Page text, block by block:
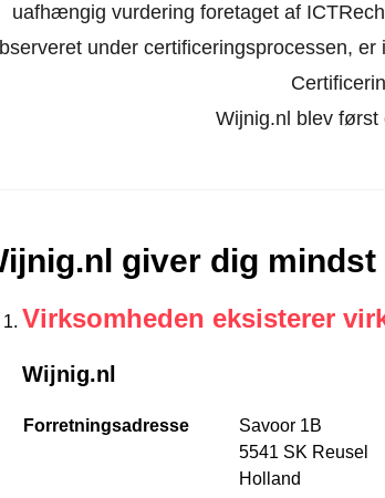
uafhængig vurdering foretaget af
under certificeringsprocessen,
Wijnig.nl blev først
giver dig
Virksomheden eksisterer
Wijnig.nl
Forretningsadresse
Savoor 1B
5541 SK Reusel
Holland